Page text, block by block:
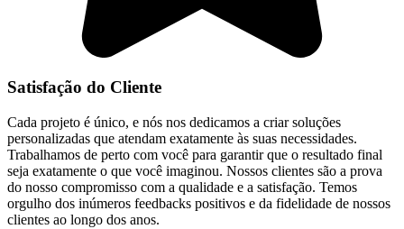
Satisfação do Cliente
Cada projeto é único, e nós nos dedicamos a criar soluções
personalizadas que atendam exatamente às suas necessidades.
Trabalhamos de perto com você para garantir que o resultado final
seja exatamente o que você imaginou. Nossos clientes são a prova
do nosso compromisso com a qualidade e a satisfação. Temos
orgulho dos inúmeros feedbacks positivos e da fidelidade de nossos
clientes ao longo dos anos.